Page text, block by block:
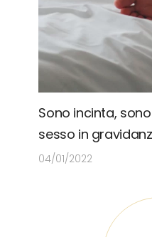
Sono incinta,
sesso in
04/01/2022